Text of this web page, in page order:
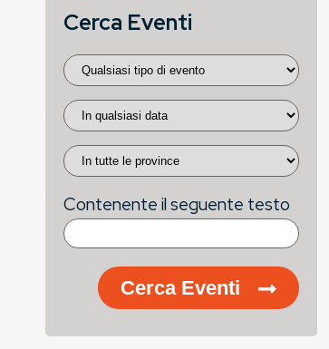
Cerca Eventi
Contenente il seguente testo
Cerca Eventi